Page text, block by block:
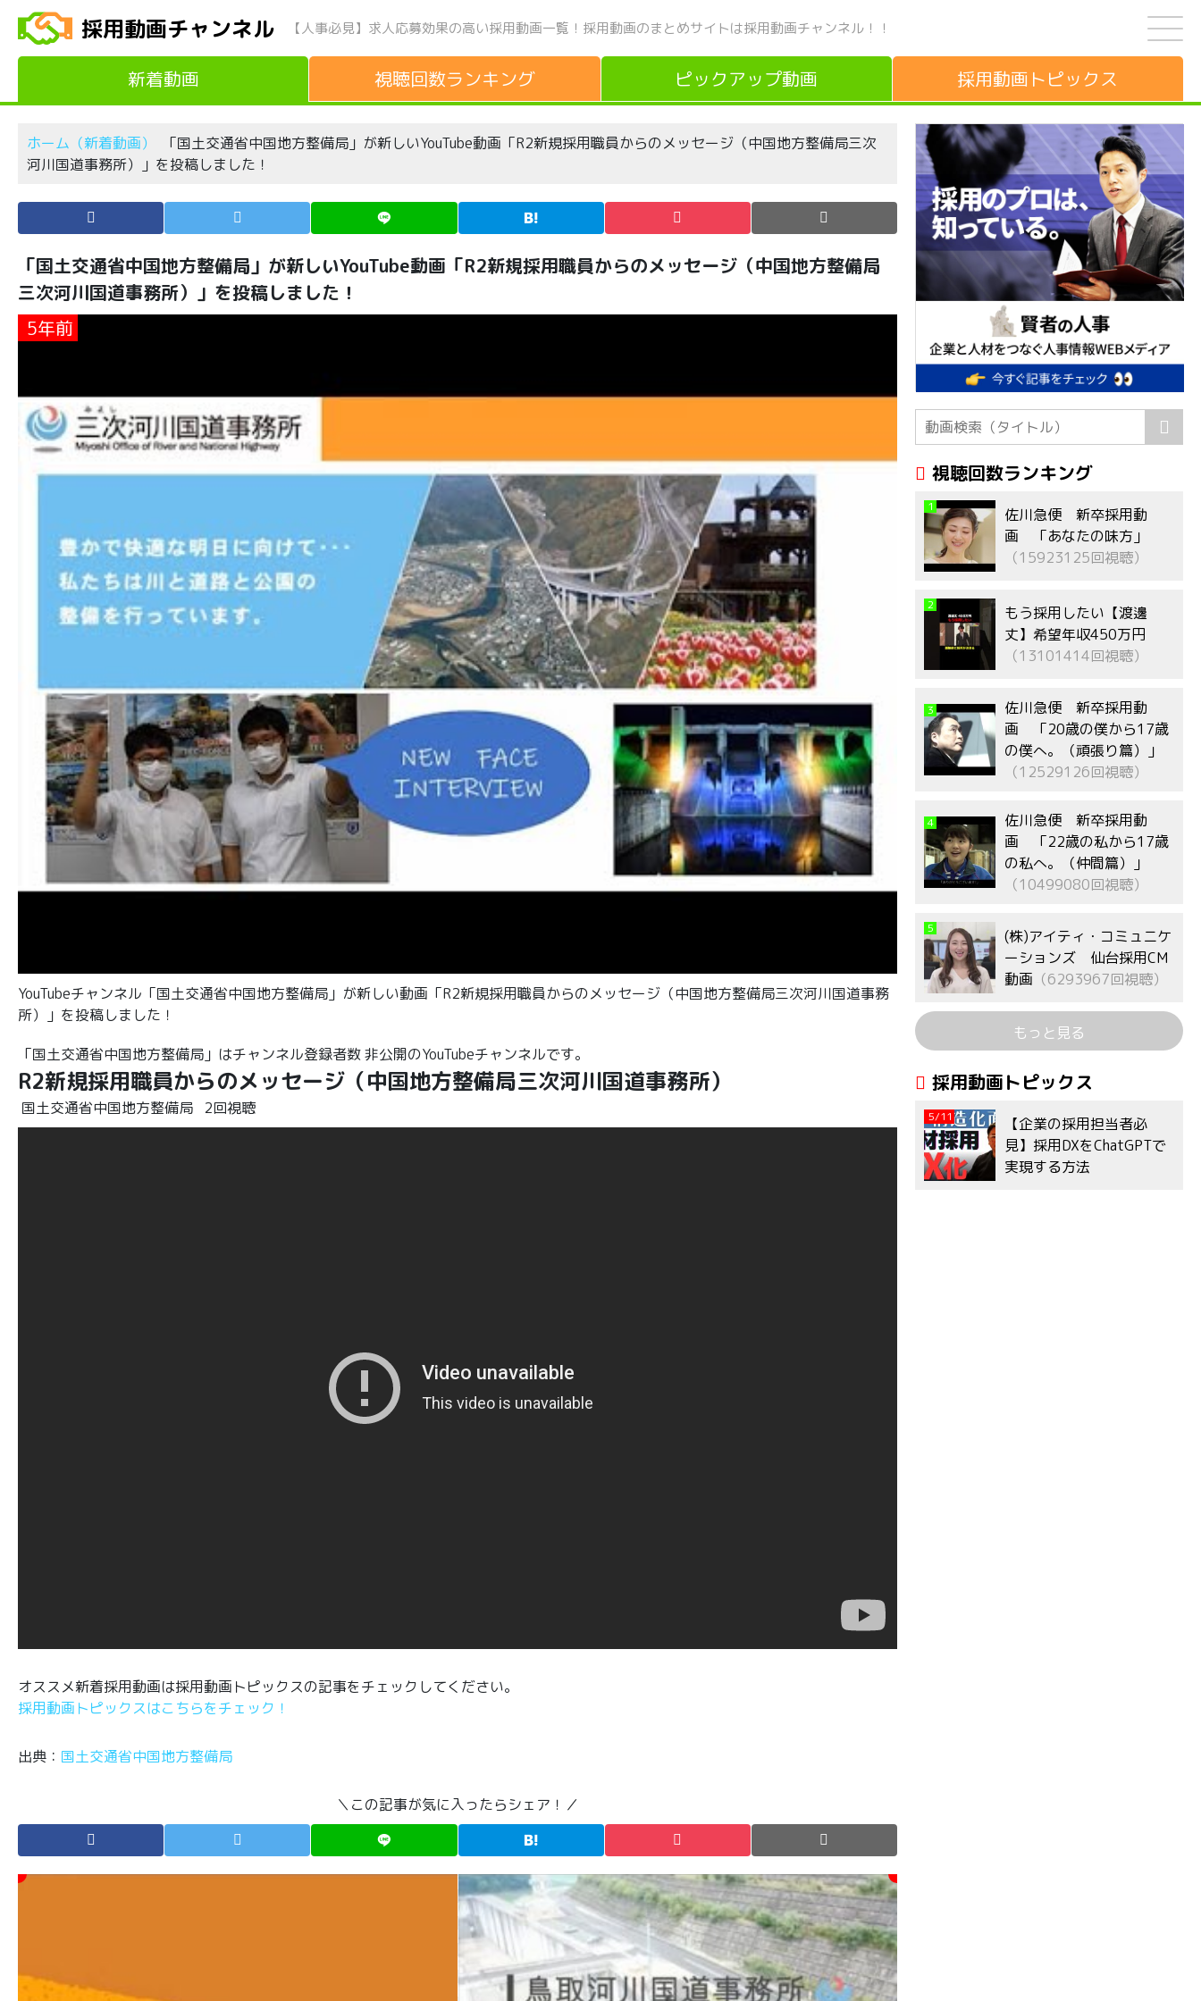
採用動画チャンネル 【人事必見】求人応募効果の高い採用動画一覧！ 採用動画のまとめサイトは採用動画チャンネル！！
新着動画 視聴回数ランキング ピックアップ動画 採用動画 トピックス
ホーム（新着動画）
「国土交通省中国地方整備局」が新しいYouTube動画「R2新規採用職員からのメッセージ（中国地方整備局三次
河川国道事務所）」を投稿しました！
「国土交通省中国地方整備局」が新しいYouTube動画「R2新規採用職員からのメッセージ（中国地方整備局
三次河川国道事務所）」を投稿しました！
5年前
YouTubeチャンネル「国土交通省中国地方整備局」が新しい動画「R2新規採用職員からのメッセージ（中国地方整備局三次河川国道事務
所）」を投稿しました！
「国土交通省中国地方整備局」はチャンネル登録者数 非公開のYouTubeチャンネルです。
R2新規採用職員からのメッセージ（中国地方整備局三次河川国道事務所）
国土交通省中国地方整備局 2回視聴
オススメ新着採用動画は採用動画トピックスの記事をチェックしてください。
採用動画トピックスはこちらをチェック！
出典： 国土交通省中国地方整備局
＼この記事が気に入ったらシェア！／
視聴回数ランキング
1
佐川急便 新卒採用動
画 「あなたの味方」
（15923125回視聴）
2
もう採用したい【渡邊
丈】希望年収450万円
（13101414回視聴）
3
佐川急便 新卒採用動
画 「20歳の僕から17歳
の僕へ。（頑張り篇）」
（12529126回視聴）
4
佐川急便 新卒採用動
画 「22歳の私から17歳
の私へ。（仲間篇）」
（10499080回視聴）
5
(株)アイティ・コミュニケ
ーションズ 仙台採用CM
動画 （6293967回視聴）
もっと見る
採用動画トピックス
5/11
【企業の採用担当者必
見】採用DXをChatGPTで
実現する方法